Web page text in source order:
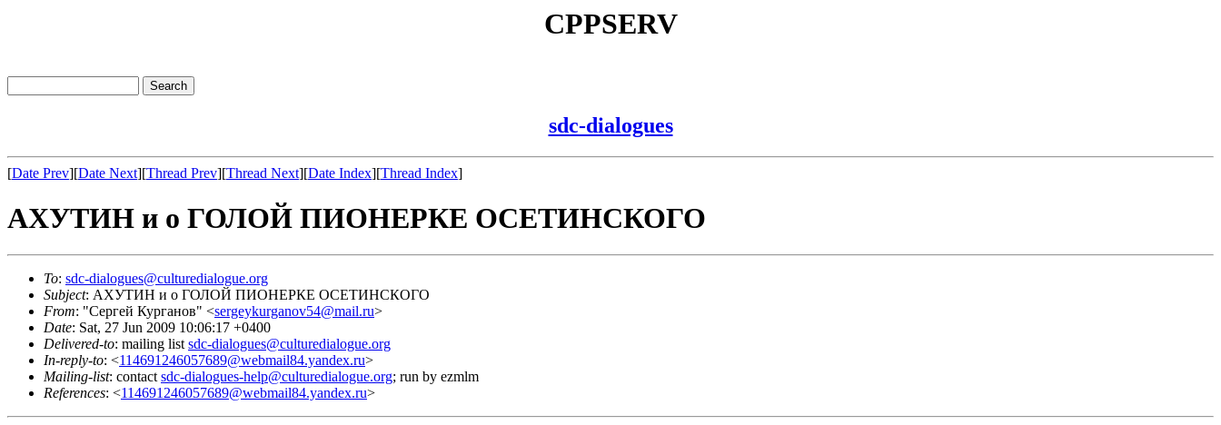
CPPSERV
sdc-dialogues
[Date Prev][Date Next][Thread Prev][Thread Next][Date Index][Thread Index]
АХУТИН и о ГОЛОЙ ПИОНЕРКЕ ОСЕТИНСКОГО
To: sdc-dialogues@culturedialogue.org
Subject: АХУТИН и о ГОЛОЙ ПИОНЕРКЕ ОСЕТИНСКОГО
From: "Сергей Курганов" <sergeykurganov54@mail.ru>
Date: Sat, 27 Jun 2009 10:06:17 +0400
Delivered-to: mailing list sdc-dialogues@culturedialogue.org
In-reply-to: <114691246057689@webmail84.yandex.ru>
Mailing-list: contact sdc-dialogues-help@culturedialogue.org; run by ezmlm
References: <114691246057689@webmail84.yandex.ru>